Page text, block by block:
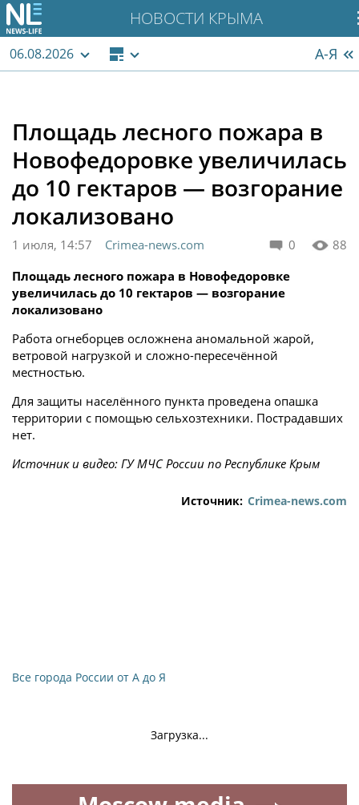
НОВОСТИ КРЫМА
06.08.2026 А-Я
Площадь лесного пожара в
Новофедоровке увеличилась
до 10 гектаров — возгорание
локализовано
0 88
1 июля, 14:57
Crimea-news.com
Площадь лесного пожара в Новофедоровке
увеличилась до 10 гектаров — возгорание
локализовано
Работа огнеборцев осложнена аномальной жарой,
ветровой нагрузкой и сложно-пересечённой
местностью.
Для защиты населённого пункта проведена опашка
территории с помощью сельхозтехники. Пострадавших
нет.
Источник и видео: ГУ МЧС России по Республике Крым
Источник: Crimea-news.com
Все города России от А до Я
Загрузка...